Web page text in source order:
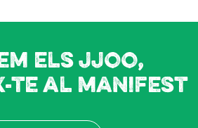
els JJOO,
te al manifest